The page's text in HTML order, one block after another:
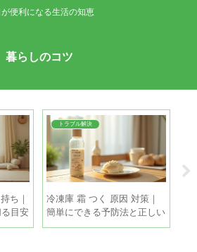
便利になる生活の知恵
暮らしのコツ
ち｜
目安
トラブル解決
冷凍庫 霜 つく 原因 対策｜
簡単にできる予防法と正しい
霜取りの手順